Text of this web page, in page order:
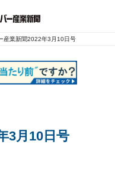
産業新聞2022年3月10日号
3月10日号